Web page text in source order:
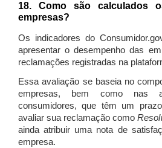
18. Como são calculados
empresas?
Os indicadores do
apresentar o desempenho das
reclamações registradas na
Essa avaliação se baseia no
empresas, bem como nas
consumidores, que têm um
avaliar sua reclamação como
ainda atribuir uma nota de
empresa.